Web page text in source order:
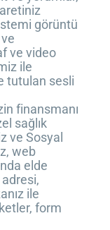
görüntü
ve video
ile
tutulan sesli
finansmanı
sağlık
ve Sosyal
web
elde
ile
form